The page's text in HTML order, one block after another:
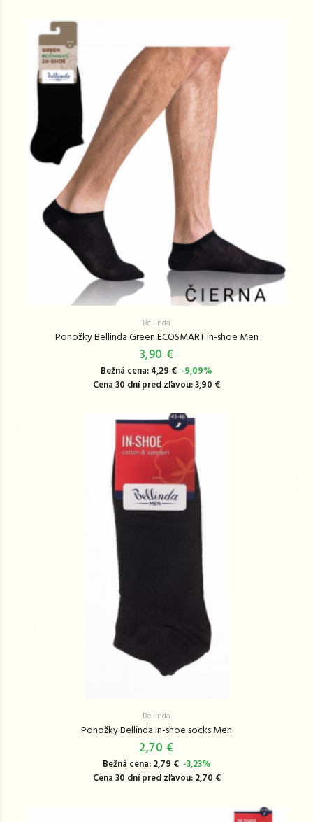
Bellinda
Ponožky Bellinda Green ECOSMART in-shoe Men
3,90 €
Bežná cena: 4,29 € -9,09%
Cena 30 dní pred zľavou: 3,90 €
Bellinda
Ponožky Bellinda In-shoe socks Men
2,70 €
Bežná cena: 2,79 € -3,23%
Cena 30 dní pred zľavou: 2,70 €